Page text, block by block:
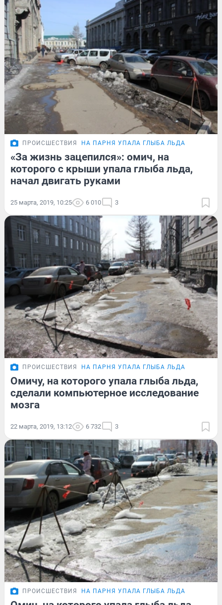
ПРОИСШЕСТВИЯ НА ПАРНЯ УПАЛА ГЛЫБА ЛЬДА
«За жизнь зацепился»: омич, на
которого с крыши упала глыба льда,
начал двигать руками
25 марта, 2019, 10:25 6 010 3
ПРОИСШЕСТВИЯ НА ПАРНЯ УПАЛА ГЛЫБА ЛЬДА
Омичу, на которого упала глыба льда,
сделали компьютерное исследование
мозга
22 марта, 2019, 13:12 6 732 3
ПРОИСШЕСТВИЯ НА ПАРНЯ УПАЛА ГЛЫБА ЛЬДА